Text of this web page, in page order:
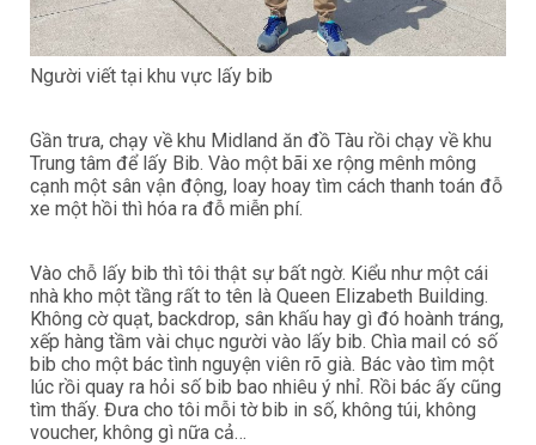
Người viết tại khu vực lấy bib
Gần trưa, chạy về khu Midland ăn đồ Tàu rồi chạy về khu
Trung tâm để lấy Bib. Vào một bãi xe rộng mênh mông
cạnh một sân vận động, loay hoay tìm cách thanh toán đỗ
xe một hồi thì hóa ra đỗ miễn phí.
Vào chỗ lấy bib thì tôi thật sự bất ngờ. Kiểu như một cái
nhà kho một tầng rất to tên là Queen Elizabeth Building.
Không cờ quạt, backdrop, sân khấu hay gì đó hoành tráng,
xếp hàng tầm vài chục người vào lấy bib. Chìa mail có số
bib cho một bác tình nguyện viên rõ già. Bác vào tìm một
lúc rồi quay ra hỏi số bib bao nhiêu ý nhỉ. Rồi bác ấy cũng
tìm thấy. Đưa cho tôi mỗi tờ bib in số, không túi, không
voucher, không gì nữa cả…